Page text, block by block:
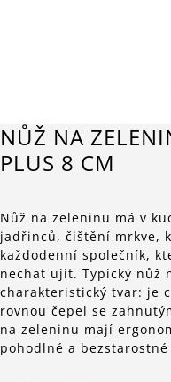
NŮŽ NA
PLUS 8 CM
Nůž na zeleninu má v
jadřinců, čištění mrkve,
každodenní společník,
nechat ujít. Typický nůž
charakteristický tvar: je
rovnou čepel se
na zeleninu mají
pohodlné a